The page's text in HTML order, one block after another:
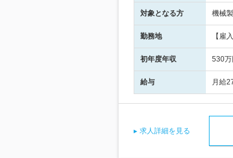
対象となる方 機械
勤務地 【雇
初年度年収 530万
給与 月給
求人詳細を見る